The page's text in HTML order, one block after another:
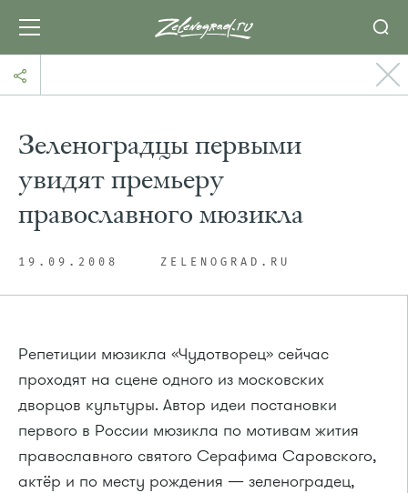
Зеленоградцы первыми
увидят премьеру
православного мюзикла
19.09.2008 ZELENOGRAD.RU
Репетиции мюзикла «Чудотворец» сейчас
проходят на сцене одного из московских
дворцов культуры. Автор идеи постановки
первого в России мюзикла по мотивам жития
православного святого Серафима Саровского,
актёр и по месту рождения — зеленоградец,